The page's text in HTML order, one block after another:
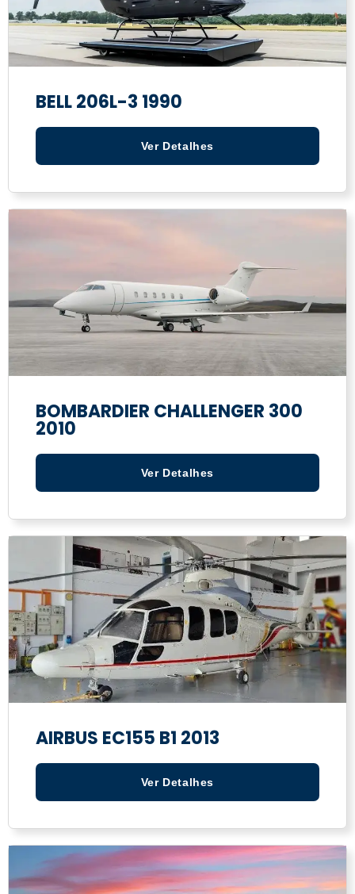
BELL 206L-3 1990
Ver Detalhes
BOMBARDIER CHALLENGER 300
2010
Ver Detalhes
AIRBUS EC155 B1 2013
Ver Detalhes